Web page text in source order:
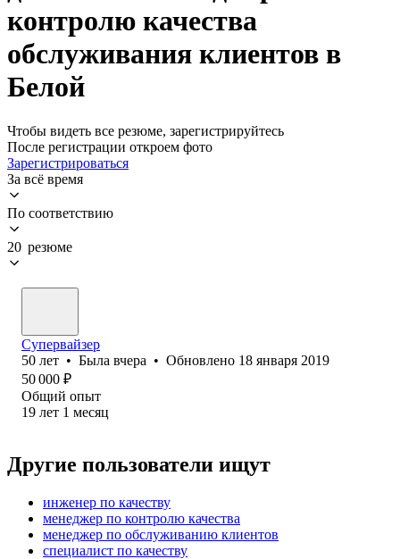
контролю качества
обслуживания клиентов в
Белой
Чтобы видеть все резюме, зарегистрируйтесь
После регистрации откроем фото
Зарегистрироваться
За всё время
По соответствию
20 резюме
Супервайзер
50 лет • Была вчера • Обновлено 18 января 2019
50 000 ₽
Общий опыт
19 лет 1 месяц
Другие пользователи ищут
инженер по качеству
менеджер по контролю качества
менеджер по обслуживанию клиентов
специалист по качеству